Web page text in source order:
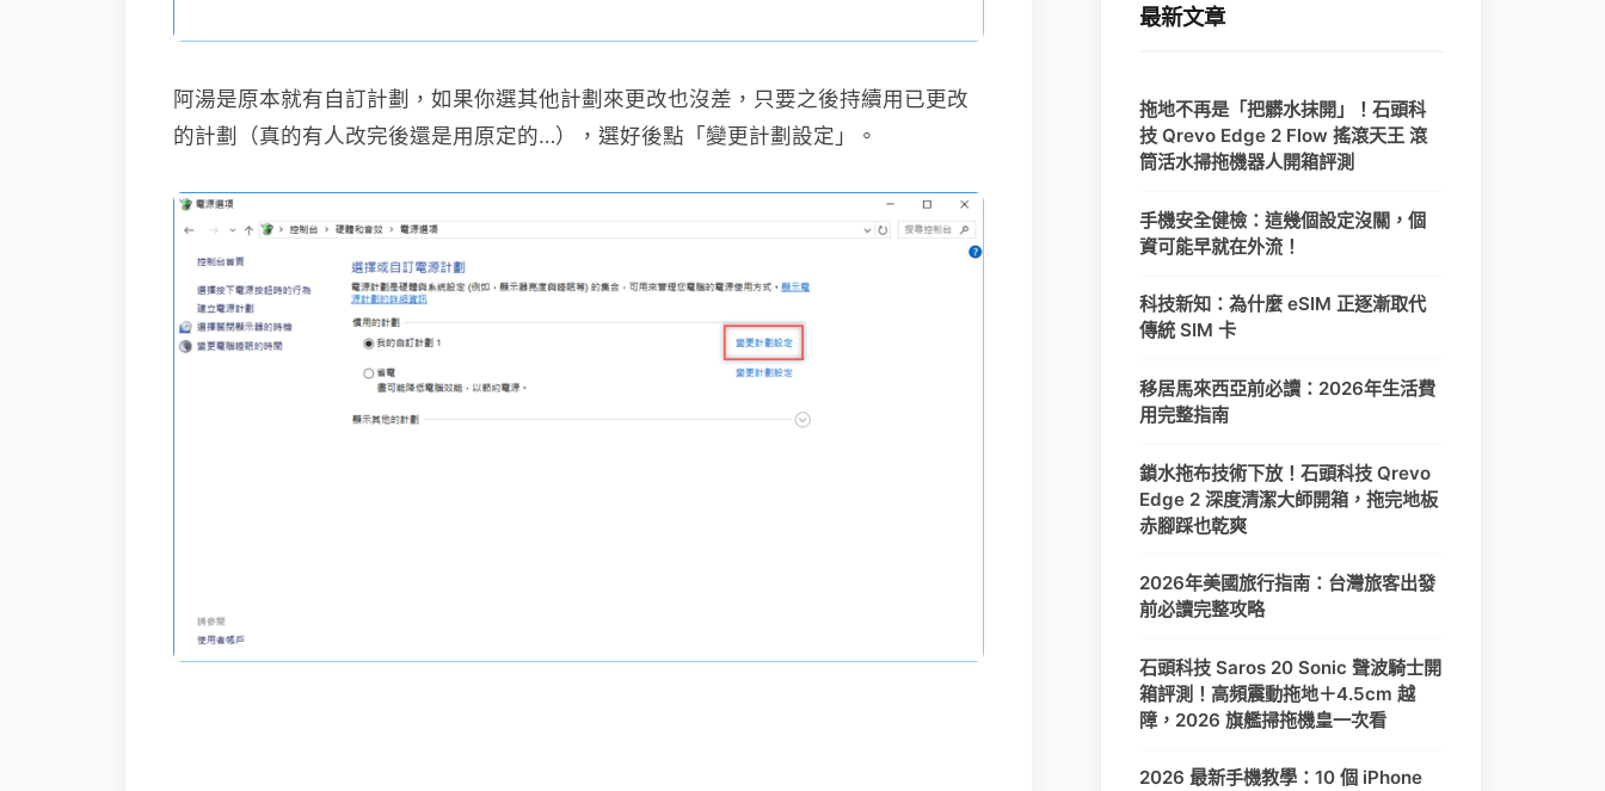
阿湯是原本就有自訂計劃，如果你選其他計劃來更改也沒差，只要之後持續用已更改
的計劃（真的有人改完後還是用原定的…），選好後點「變更計劃設定」。
最新文章
拖地不再是「把髒水抹開」！石頭科
技 Qrevo Edge 2 Flow 搖滾天王 滾
筒活水掃拖機器人開箱評測
手機安全健檢：這幾個設定沒關，個
資可能早就在外流！
科技新知：為什麼 eSIM 正逐漸取代
傳統 SIM 卡
移居馬來西亞前必讀：2026年生活費
用完整指南
鎖水拖布技術下放！石頭科技 Qrevo
Edge 2 深度清潔大師開箱，拖完地板
赤腳踩也乾爽
2026年美國旅行指南：台灣旅客出發
前必讀完整攻略
石頭科技 Saros 20 Sonic 聲波騎士開
箱評測！高頻震動拖地＋4.5cm 越
障，2026 旗艦掃拖機皇一次看
2026 最新手機教學：10 個 iPhone